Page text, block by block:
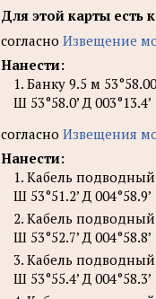
Для этой карты есть
согласно Извещение
Нанести:
1. Банку 9.5 м
Ш 53°58.0’ Д 003°13.4’
согласно Извещения
Нанести:
1. Кабель подводный
Ш 53°51.2’ Д 004°58.9’
2. Кабель подводный
Ш 53°52.7’ Д 004°58.8’
3. Кабель подводный
Ш 53°55.4’ Д 004°58.3’